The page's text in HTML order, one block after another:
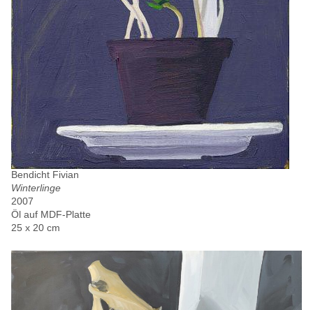
Bendicht Fivian
Winterlinge
2007
Öl auf MDF-Platte
25 x 20 cm